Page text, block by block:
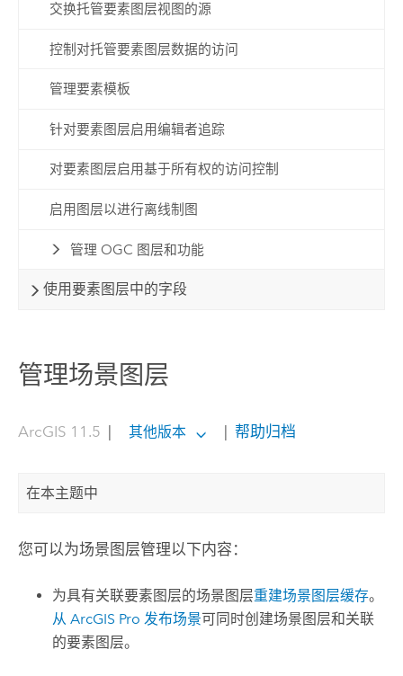
交换托管要素图层视图的源
控制对托管要素图层数据的访问
管理要素模板
针对要素图层启用编辑者追踪
对要素图层启用基于所有权的访问控制
启用图层以进行离线制图
管理 OGC 图层和功能
使用要素图层中的字段
管理场景图层
ArcGIS 11.5 其他版本 帮助归档
在本主题中
您可以为场景图层管理以下内容：
为具有关联要素图层的场景图层重建场景图层缓存。
从ArcGIS Pro 发布场景可同时创建场景图层和关联
的要素图层。